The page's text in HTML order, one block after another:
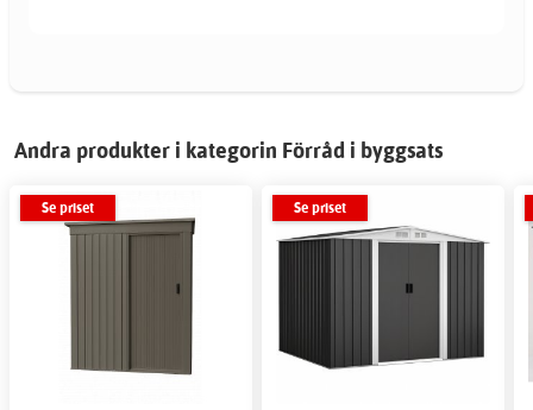
Andra produkter i kategorin Förråd i byggsats
Se priset Se priset